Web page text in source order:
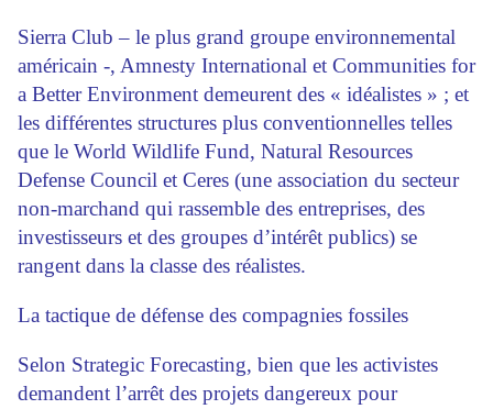
Sierra Club – le plus grand groupe environnemental
américain -, Amnesty International et Communities for
a Better Environment demeurent des « idéalistes » ; et
les différentes structures plus conventionnelles telles
que le World Wildlife Fund, Natural Resources
Defense Council et Ceres (une association du secteur
non-marchand qui rassemble des entreprises, des
investisseurs et des groupes d’intérêt publics) se
rangent dans la classe des réalistes.
La tactique de défense des compagnies fossiles
Selon Strategic Forecasting, bien que les activistes
demandent l’arrêt des projets dangereux pour